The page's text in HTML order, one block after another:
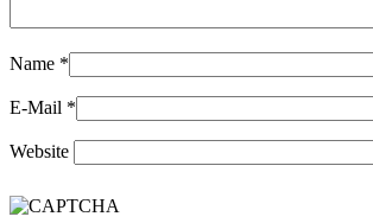
Name *
E-Mail *
Website